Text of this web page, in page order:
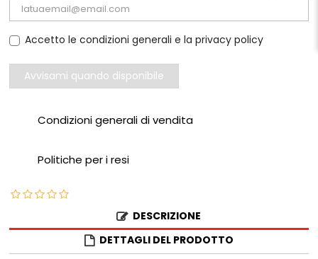
Accetto le condizioni generali e la privacy policy
Avvisami quando disponibile
Condizioni generali di vendita
Politiche per i resi
DESCRIZIONE
DETTAGLI DEL PRODOTTO